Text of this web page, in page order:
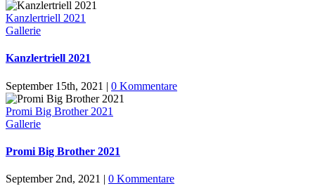
Kanzlertriell 2021
Gallerie
Kanzlertriell 2021
September 15th, 2021 | 0 Kommentare
Promi Big Brother 2021
Gallerie
Promi Big Brother 2021
September 2nd, 2021 | 0 Kommentare